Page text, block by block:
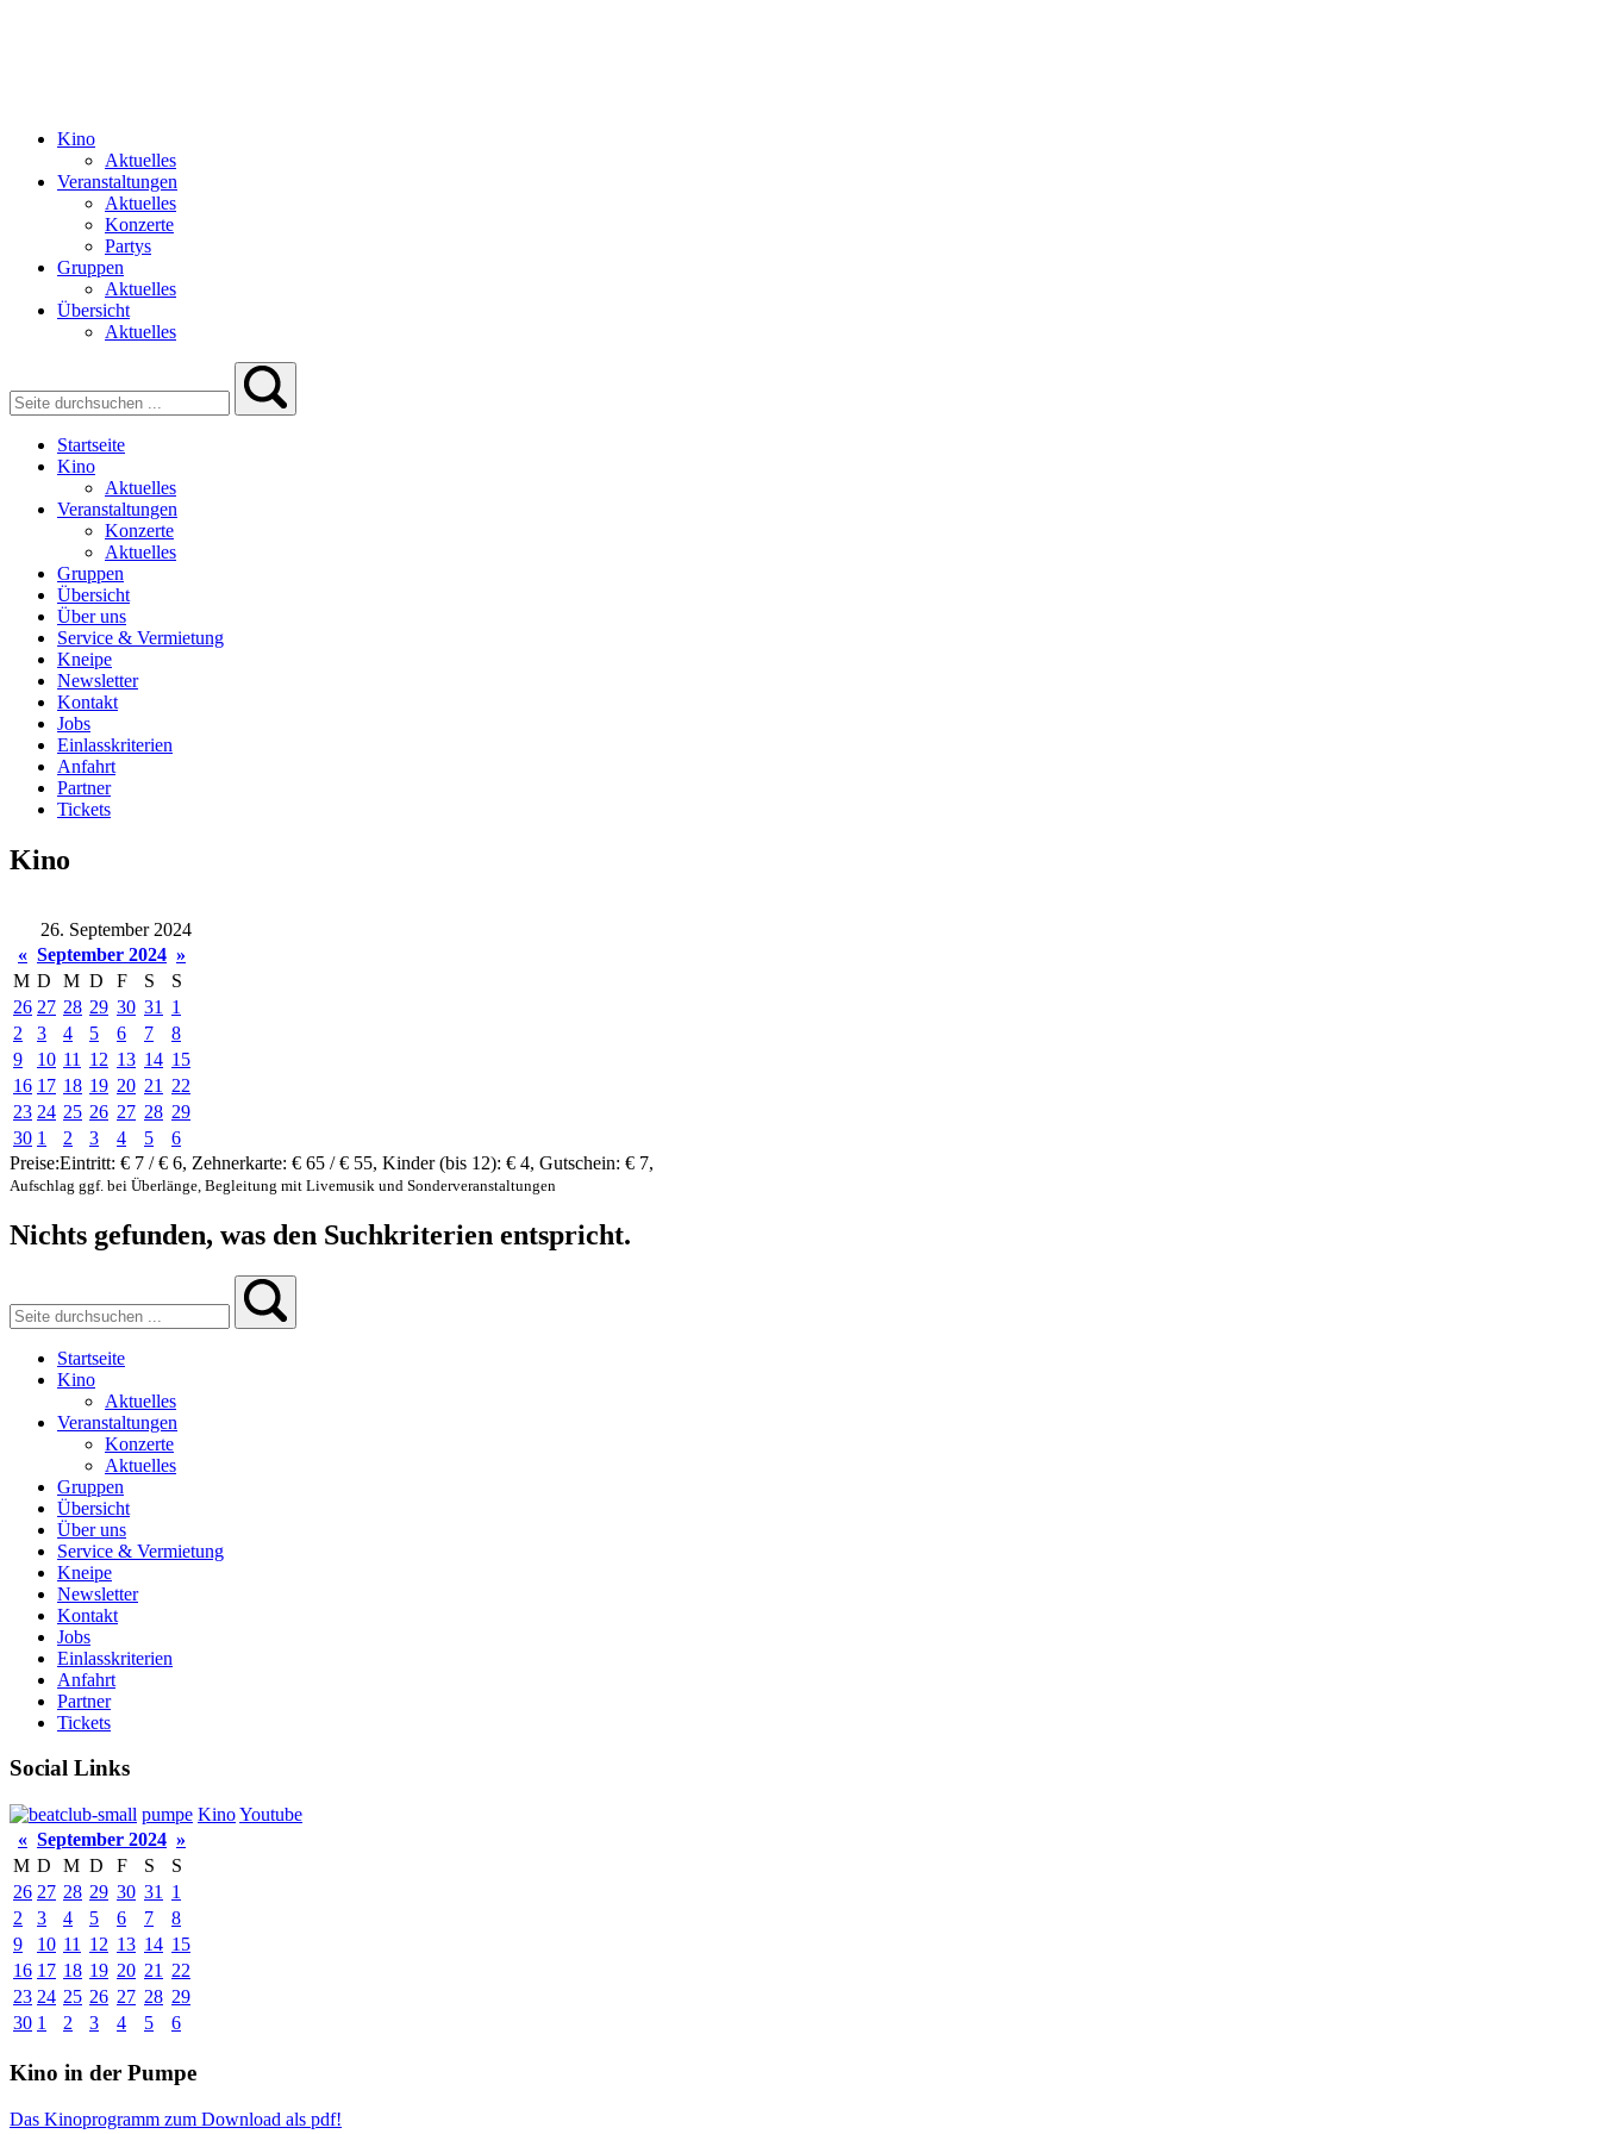
Kino
Aktuelles
Veranstaltungen
Aktuelles
Konzerte
Partys
Gruppen
Aktuelles
Übersicht
Aktuelles
Startseite
Kino
Aktuelles
Veranstaltungen
Konzerte
Aktuelles
Gruppen
Übersicht
Über uns
Service & Vermietung
Kneipe
Newsletter
Kontakt
Jobs
Einlasskriterien
Anfahrt
Partner
Tickets
Kino
26. September 2024
« September 2024 »
M D M D F S
S
26 27 28 29 30 31
1
2
3 4 5 6 7
8
9
10 11 12 13 14 15
16 17 18 19 20 21
22
23 24 25 26 27 28 29
30 1 2 3 4 5
6
Preise:Eintritt: € 7 / € 6, Zehnerkarte: € 65 / € 55, Kinder (bis 12): € 4, Gutschein: € 7,
Aufschlag ggf. bei Überlänge, Begleitung mit Livemusik und Sonderveranstaltungen
Nichts gefunden, was den Suchkriterien entspricht.
Startseite
Kino
Aktuelles
Veranstaltungen
Konzerte
Aktuelles
Gruppen
Übersicht
Über uns
Service & Vermietung
Kneipe
Newsletter
Kontakt
Jobs
Einlasskriterien
Anfahrt
Partner
Tickets
Social Links
pumpe KinoYoutube
« September 2024 »
M D M D F S
S
26 27 28 29 30 31
1
2
3 4 5 6 7
8
9
10 11 12 13 14 15
16 17 18 19 20 21
22
23 24 25 26 27 28 29
30 1 2 3 4 5 6
Kino in der Pumpe
Das Kinoprogramm zum Download als pdf!